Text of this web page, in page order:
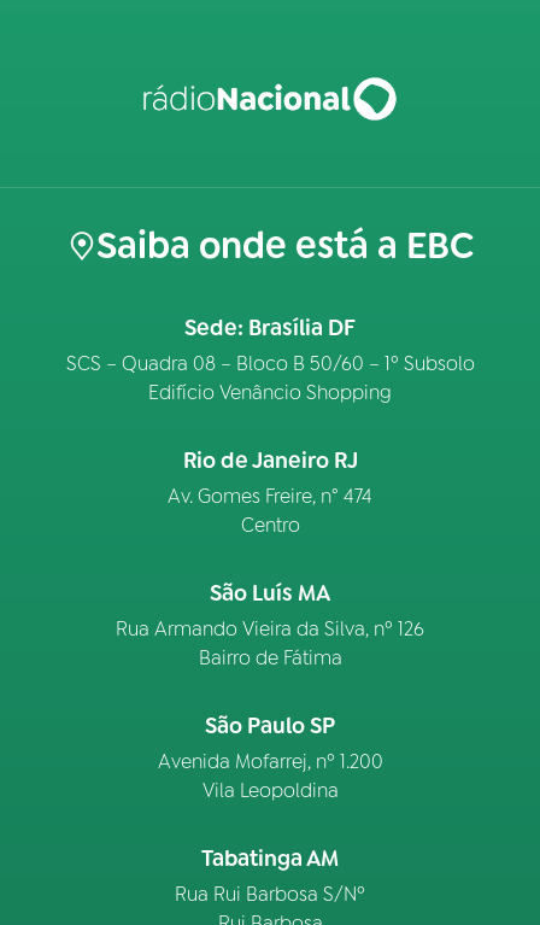
Saiba onde está a EBC
Sede: Brasília DF
SCS – Quadra 08 – Bloco B 50/60 – 1º Subsolo
Edifício Venâncio Shopping
Rio de Janeiro RJ
Av. Gomes Freire, n° 474
Centro
São Luís MA
Rua Armando Vieira da Silva, nº 126
Bairro de Fátima
São Paulo SP
Avenida Mofarrej, nº 1.200
Vila Leopoldina
Tabatinga AM
Rua Rui Barbosa S/Nº